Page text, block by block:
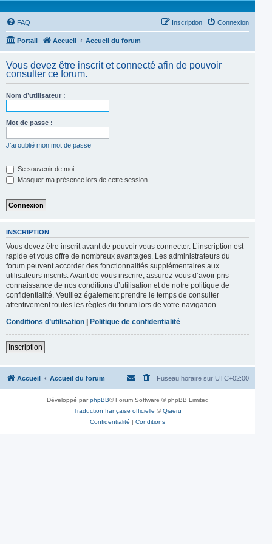
FAQ Connexion
Inscription
Portail Accueil Accueil du forum
Vous devez être inscrit et connecté afin de pouvoir
consulter ce forum.
Nom d’utilisateur :
Mot de passe :
J’ai oublié mon mot de passe
Se souvenir de moi
Masquer ma présence lors de cette session
INSCRIPTION
Vous devez être inscrit avant de pouvoir vous connecter. L’inscription est
rapide et vous offre de nombreux avantages. Les administrateurs du
forum peuvent accorder des fonctionnalités supplémentaires aux
utilisateurs inscrits. Avant de vous inscrire, assurez-vous d’avoir pris
connaissance de nos conditions d’utilisation et de notre politique de
confidentialité. Veuillez également prendre le temps de consulter
attentivement toutes les règles du forum lors de votre navigation.
Conditions d’utilisation | Politique de confidentialité
Inscription
Accueil Accueil du forum Fuseau horaire sur UTC+02:00
Développé parphpBB® Forum Software © phpBB Limited
Traduction française officielle ©Qiaeru
Confidentialité | Conditions